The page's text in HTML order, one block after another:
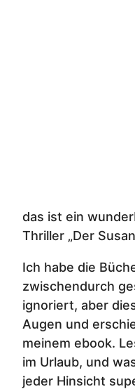
das ist ein
Thriller „Der
Ich habe die
zwischendurch
ignoriert, aber
Augen und
meinem ebook.
im Urlaub, und
jeder Hinsicht